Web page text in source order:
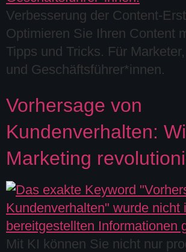
Verbesserung der Content-
Optimieren Sie Ihren Content
Tipps und Tricks. Für
und Geschäftsführer*innen.
Vorhersage von
Kundenverhalten:
Marketing
Mit KI können Sie nicht nur